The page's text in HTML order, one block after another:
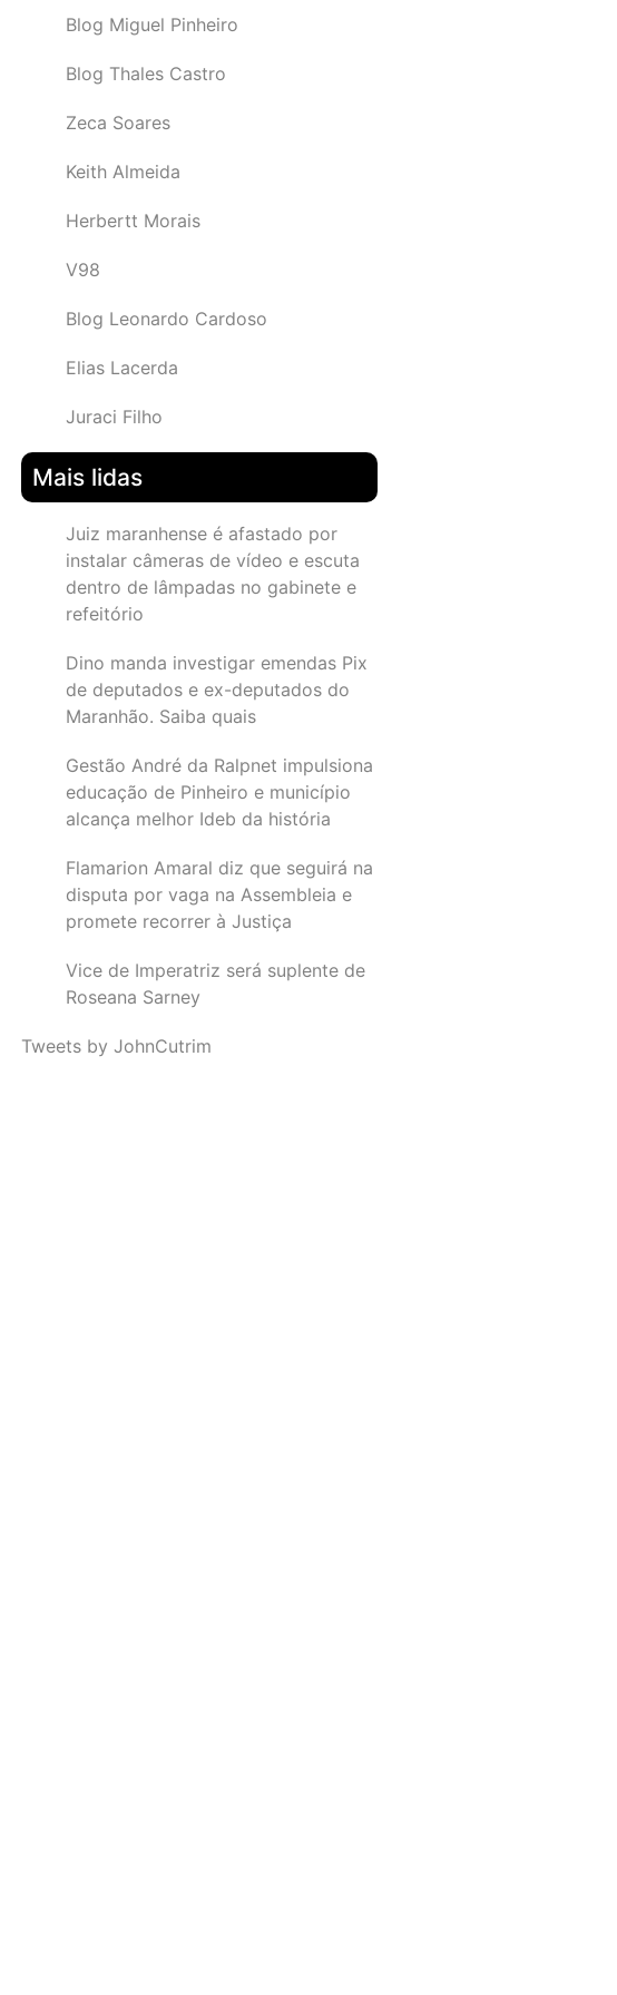
Blog Miguel Pinheiro
Blog Thales Castro
Zeca Soares
Keith Almeida
Herbertt Morais
V98
Blog Leonardo Cardoso
Elias Lacerda
Juraci Filho
Mais lidas
Juiz maranhense é afastado por
instalar câmeras de vídeo e escuta
dentro de lâmpadas no gabinete e
refeitório
Dino manda investigar emendas Pix
de deputados e ex-deputados do
Maranhão. Saiba quais
Gestão André da Ralpnet impulsiona
educação de Pinheiro e município
alcança melhor Ideb da história
Flamarion Amaral diz que seguirá na
disputa por vaga na Assembleia e
promete recorrer à Justiça
Vice de Imperatriz será suplente de
Roseana Sarney
Tweets by JohnCutrim